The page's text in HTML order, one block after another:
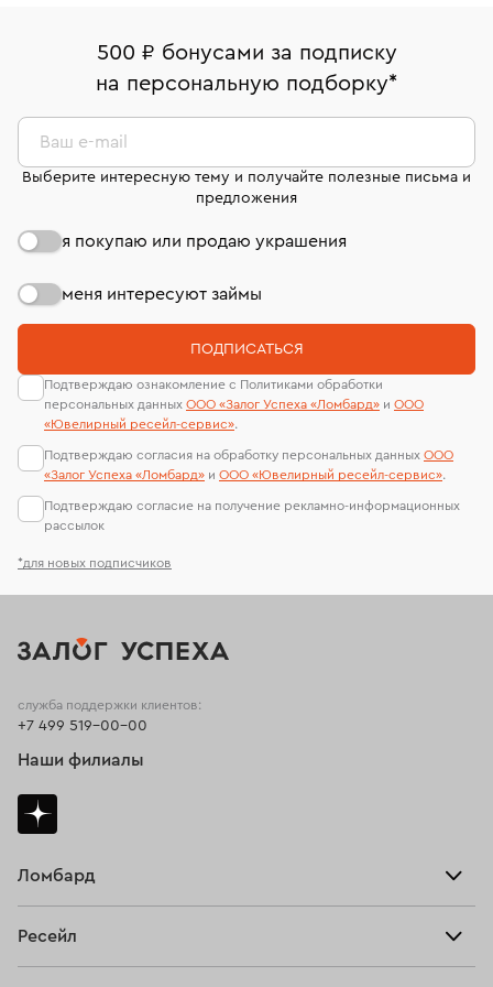
комиссионных украшений и часов смотрите на
странице«Возврат украшений»
Срок бронирования украшения при самовывозе из
филиала - 1 день, не считая день бронирования.
номер (УИН)
На особо ценные изделия получены
сертификаты МГУ и других геммологических
лабораторий
500 ₽ бонусами за подписку
на персональную подборку*
*для новых подписчиков
Ваш e-mail
Выберите интересную тему и получайте полезные письма и
предложения
я покупаю или продаю украшения
меня интересуют займы
ПОДПИСАТЬСЯ
Подтверждаю ознакомление с Политиками обработки
персональных данных ООО «Залог Успеха «Ломбард» и ООО
«Ювелирный ресейл-сервиc».
Подтверждаю согласия на обработку персональных данных ООО
«Залог Успеха «Ломбард» и ООО «Ювелирный ресейл-сервиc».
Подтверждаю согласие на получение рекламно-информационных
рассылок
Ломбард
Ресейл
служба поддержки клиентов:
+7 499 519-00-00
Наши филиалы